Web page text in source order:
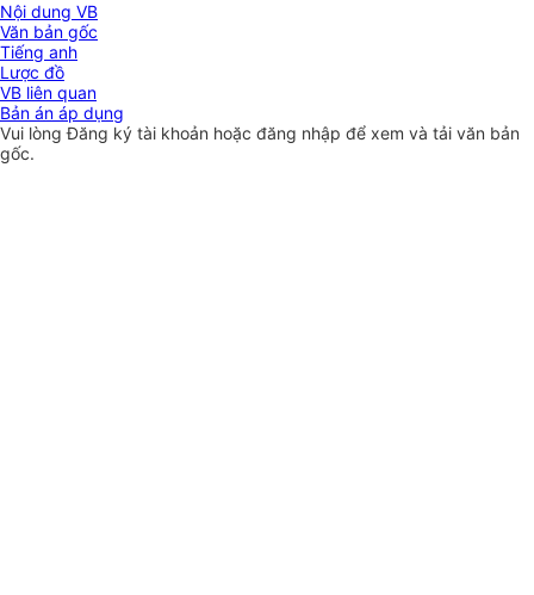
Nội dung VB
Văn bản gốc
Tiếng anh
Lược đồ
VB liên quan
Bản án áp dụng
Vui lòngĐăng ký tài khoản hoặc đăng nhập để xem và tải văn bản
gốc.